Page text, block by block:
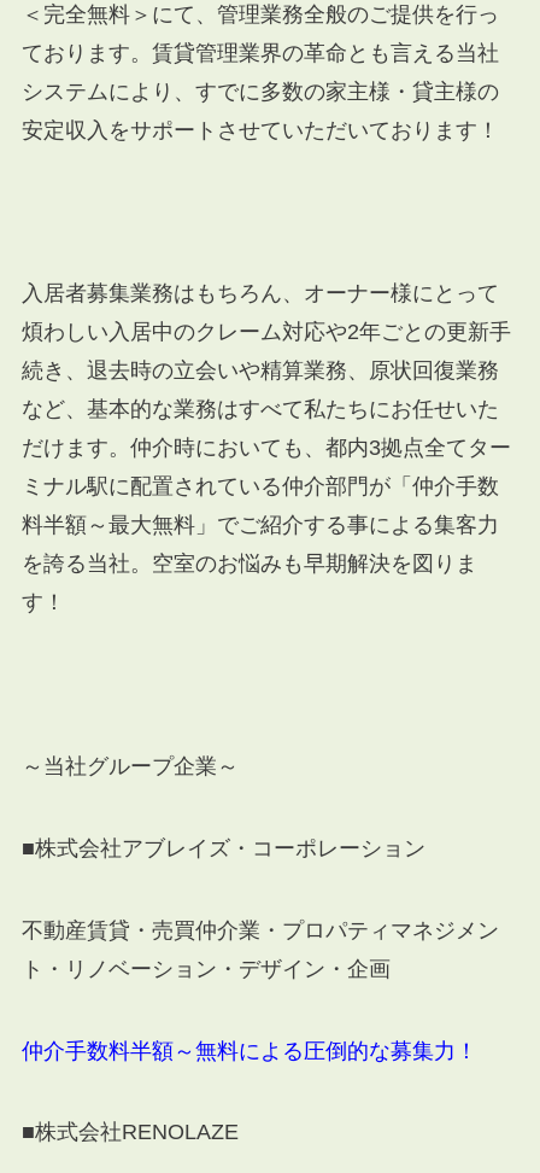
＜完全無料＞にて、管理業務全般のご提供を行っ
ております。賃貸管理業界の革命とも言える当社
システムにより、すでに多数の家主様・貸主様の
安定収入をサポートさせていただいております！
入居者募集業務はもちろん、オーナー様にとって
煩わしい入居中のクレーム対応や2年ごとの更新手
続き、退去時の立会いや精算業務、原状回復業務
など、基本的な業務はすべて私たちにお任せいた
だけます。仲介時においても、都内3拠点全てター
ミナル駅に配置されている仲介部門が「仲介手数
料半額～最大無料」でご紹介する事による集客力
を誇る当社。空室のお悩みも早期解決を図りま
す！
～当社グループ企業～
■株式会社アブレイズ・コーポレーション
不動産賃貸・売買仲介業・プロパティマネジメン
ト・リノベーション・デザイン・企画
仲介手数料半額～無料による圧倒的な募集力！
■株式会社RENOLAZE